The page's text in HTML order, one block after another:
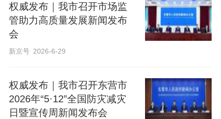
权威发布｜我市召开市场监
管助力高质量发展新闻发布
会
新京号 2026-6-29
权威发布｜我市召开东营市
2026年“5·12”全国防灾减灾
日暨宣传周新闻发布会